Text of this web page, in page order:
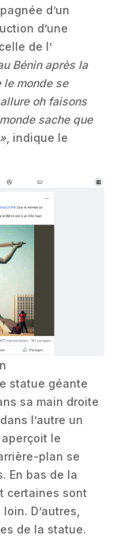
d’un
d’une
de l’
Bénin après la
monde se
oh faisons
sache que
», indique le
statue géante
sa main droite
l’autre un
le
plan se
En bas de la
certaines sont
D’autres,
de la statue.